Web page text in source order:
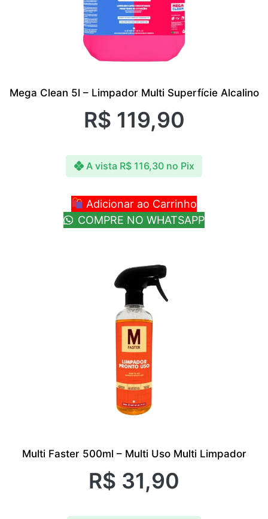
Mega Clean 5l – Limpador Multi Superfície Alcalino
R$ 119,90
A vista R$116,30 no Pix
Adicionar ao Carrinho
COMPRE NO WHATSAPP
Multi Faster 500ml – Multi Uso Multi Limpador
R$ 31,90